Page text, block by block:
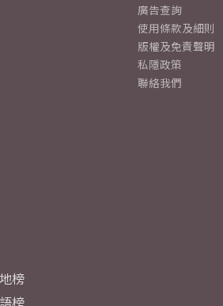
榜
榜
廣告查詢
使用條款及細則
版權及免責聲明
私隱政策
聯絡我們